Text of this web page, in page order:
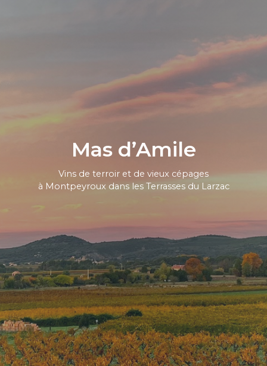
Mas d’Amile
Vins de terroir et de vieux cépages
à Montpeyroux dans les Terrasses du Larzac